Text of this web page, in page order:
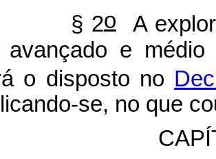
2oA
avançado e
o disposto no
se, no que